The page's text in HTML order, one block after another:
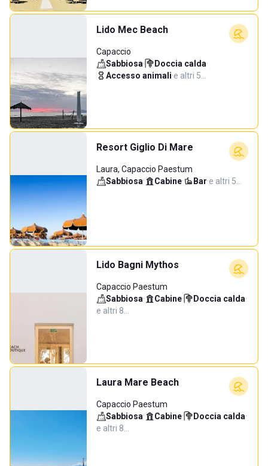
Lido Mec Beach
Capaccio
Sabbiosa· Doccia calda·
Accesso animali·e altri 5…
Resort Giglio Di Mare
Laura, Capaccio Paestum
Sabbiosa· Cabine· Bar·e altri 5…
Lido Bagni Mythos
Capaccio Paestum
Sabbiosa· Cabine· Doccia calda·
e altri 8…
Laura Mare Beach
Capaccio Paestum
Sabbiosa· Cabine· Doccia calda·
e altri 8…